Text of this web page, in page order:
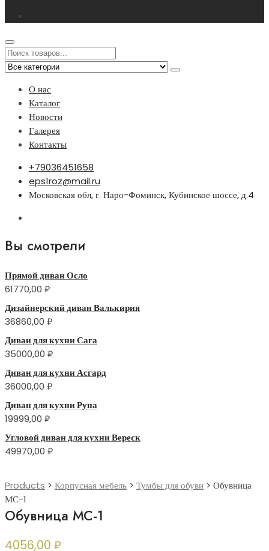
О нас
Каталог
Новости
Галерея
Контакты
+79036451658
eps1roz@mail.ru
Московская обл, г. Наро-Фоминск, Кубинское шоссе, д.4
Вы смотрели
Прямой диван Осло
61770,00 ₽
Дизайнерский диван Валькирия
36860,00 ₽
Диван для кухни Сага
35000,00 ₽
Диван для кухни Асгард
36000,00 ₽
Диван для кухни Руна
19999,00 ₽
Угловой диван для кухни Вереск
49970,00 ₽
Products > Корпусная мебель > Тумбы для обуви > Обувница
МС-1
Обувница МС-1
4056,00 ₽